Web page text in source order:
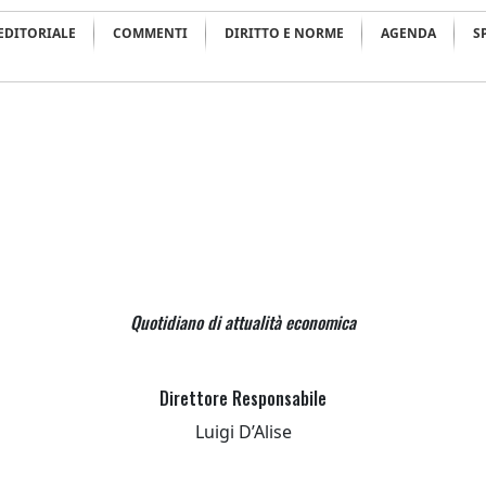
COMMENTI DIRITTO E NORME AGENDA
Quotidiano di attualità economica
Direttore Responsabile
Luigi D’Alise